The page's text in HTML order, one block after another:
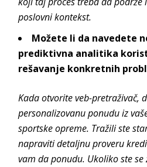
poslovni kontekst.
Možete li da navedete
prediktivna analitika
rešavanje konkretnih
Kada otvorite veb-pretraživač,
personalizovanu ponudu iz
sportske opreme. Tražili ste
napraviti detaljnu proveru
vam da ponudu. Ukoliko ste